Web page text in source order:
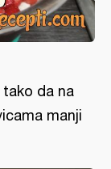
da na
manji